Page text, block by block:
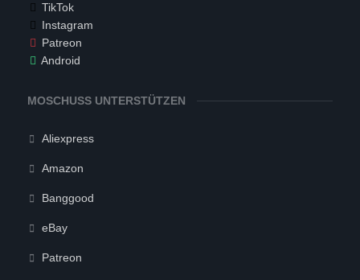
TikTok
Instagram
Patreon
Android
MOSCHUSS UNTERSTÜTZEN
Aliexpress
Amazon
Banggood
eBay
Patreon